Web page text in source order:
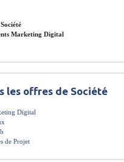
Société
Marketing Digital
les offres de Société
Digital
de Projet